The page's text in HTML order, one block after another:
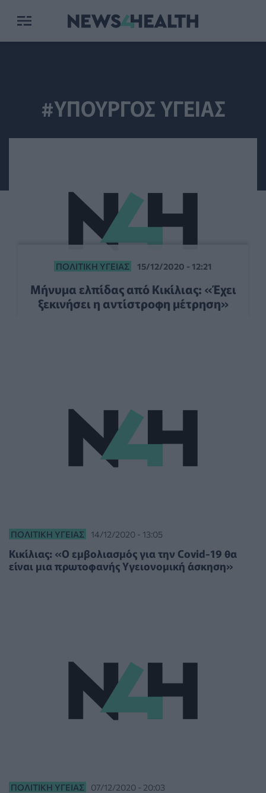
#ΥΠΟΥΡΓΟΣ ΥΓΕΙΑΣ
ΠΟΛΙΤΙΚΉ ΥΓΕΊΑΣ 15/12/2020 - 12:21
Μήνυμα ελπίδας από Κικίλιας: «Έχει
ξεκινήσει η αντίστροφη μέτρηση»
ΠΟΛΙΤΙΚΉ ΥΓΕΊΑΣ 14/12/2020 - 13:05
Κικίλιας: «Ο εμβολιασμός για την Covid-19 θα
είναι μια πρωτοφανής Υγειονομική άσκηση»
ΠΟΛΙΤΙΚΉ ΥΓΕΊΑΣ 07/12/2020 - 20:03